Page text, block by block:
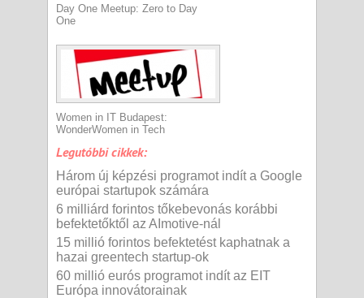
Day One Meetup: Zero to Day
One
Women in IT Budapest:
WonderWomen in Tech
Legutóbbi cikkek:
Három új képzési programot indít a Google
európai startupok számára
6 milliárd forintos tőkebevonás korábbi
befektetőktől az AImotive-nál
15 millió forintos befektetést kaphatnak a
hazai greentech startup-ok
60 millió eurós programot indít az EIT
Európa innovátorainak